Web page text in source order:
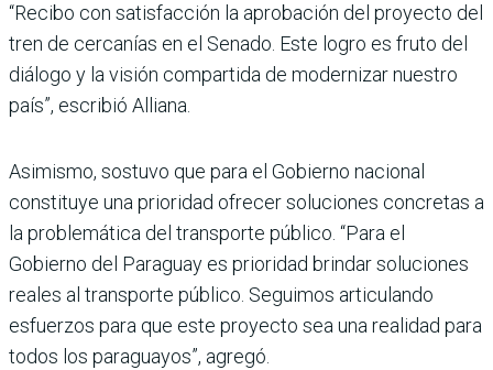
“Recibo con satisfacción la aprobación del proyecto del
tren de cercanías en el Senado. Este logro es fruto del
diálogo y la visión com­partida de modernizar nues­tro
país”, escribió Alliana.
Asimismo, sostuvo que para el Gobierno nacional
consti­tuye una prioridad ofrecer soluciones concretas a
la problemática del transporte público. “Para el
Gobierno del Paraguay es prioridad brindar soluciones
reales al transporte público. Segui­mos articulando
esfuerzos para que este proyecto sea una realidad para
todos los paraguayos”, agregó.